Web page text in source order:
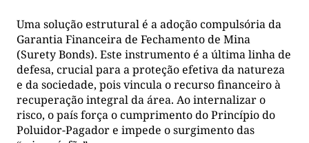
Uma solução estrutural é a adoção compulsória da
Garantia Financeira de Fechamento de Mina
(Surety Bonds). Este instrumento é a última linha de
defesa, crucial para a proteção efetiva da natureza
e da sociedade, pois vincula o recurso financeiro à
recuperação integral da área. Ao internalizar o
risco, o país força o cumprimento do Princípio do
Poluidor-Pagador e impede o surgimento das